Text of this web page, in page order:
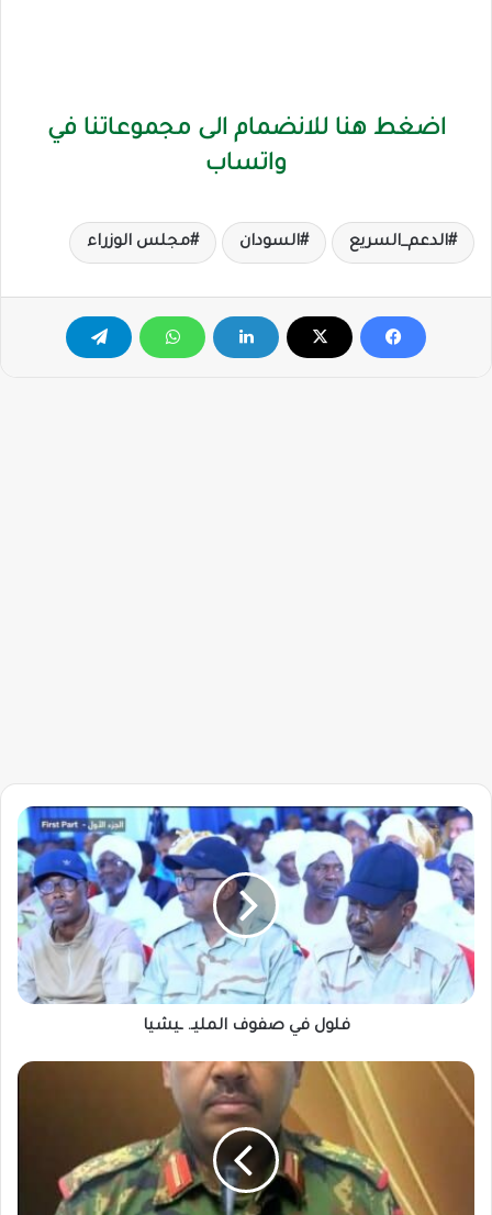
اضغط هنا للانضمام الى مجموعاتنا في
واتساب
الدعم_السريع السودان مجلس الوزراء
فلول
في
صفوف
المليـ.
ـيشيا
فلول في صفوف المليـ. ـيشيا
الجيش
يوّضح
ما